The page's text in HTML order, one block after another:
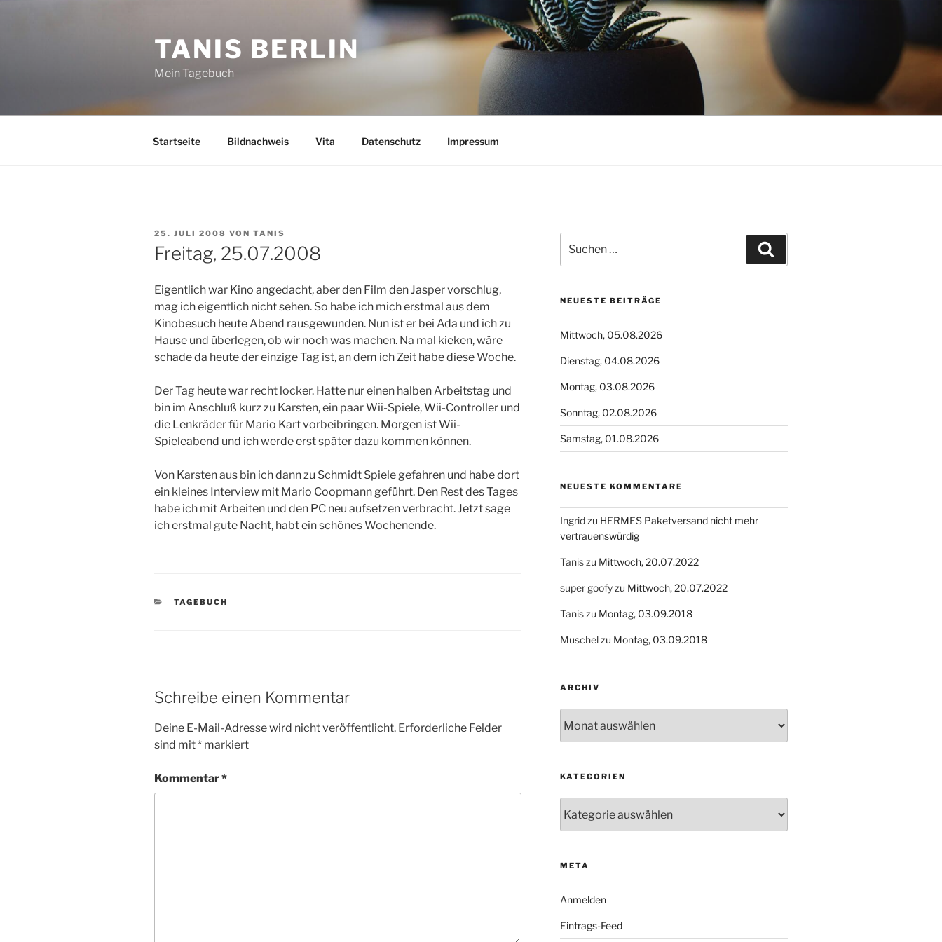
TANIS BERLIN
Mein Tagebuch
Startseite Bildnachweis Vita Datenschutz Impressum
VERÖFFENTLICHT
AM
25. JULI 2008 VON TANIS
Freitag, 25.07.2008
Eigentlich war Kino angedacht, aber den Film den Jasper vorschlug,
mag ich eigentlich nicht sehen. So habe ich mich erstmal aus dem
Kinobesuch heute Abend rausgewunden. Nun ist er bei Ada und ich zu
Hause und überlegen, ob wir noch was machen. Na mal kieken, wäre
schade da heute der einzige Tag ist, an dem ich Zeit habe diese Woche.
Der Tag heute war recht locker. Hatte nur einen halben Arbeitstag und
bin im Anschluß kurz zu Karsten, ein paar Wii-Spiele, Wii-Controller und
die Lenkräder für Mario Kart vorbeibringen. Morgen ist Wii-
Spieleabend und ich werde erst später dazu kommen können.
Von Karsten aus bin ich dann zu Schmidt Spiele gefahren und habe dort
ein kleines Interview mit Mario Coopmann geführt. Den Rest des Tages
habe ich mit Arbeiten und den PC neu aufsetzen verbracht. Jetzt sage
ich erstmal gute Nacht, habt ein schönes Wochenende.
KATEGORIEN
TAGEBUCH
Schreibe einen Kommentar
Deine E-Mail-Adresse wird nicht veröffentlicht. Erforderliche Felder
sind mit* markiert
Kommentar*
nach:
NEUESTE BEITRÄGE
Mittwoch, 05.08.2026
Dienstag, 04.08.2026
Montag, 03.08.2026
Sonntag, 02.08.2026
Samstag, 01.08.2026
NEUESTE KOMMENTARE
Ingridzu HERMES Paketversand nicht mehr
vertrauenswürdig
Taniszu Mittwoch, 20.07.2022
super goofyzu Mittwoch, 20.07.2022
Taniszu Montag, 03.09.2018
Muschelzu Montag, 03.09.2018
ARCHIV
KATEGORIEN
META
Anmelden
Eintrags-Feed